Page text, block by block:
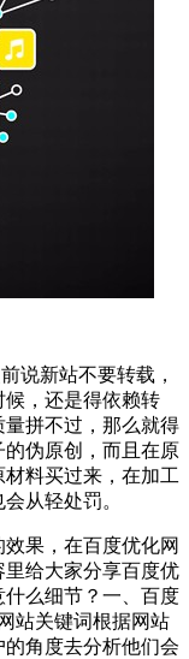
说新站不要转载，
，还是得依赖转
拼不过，那么就得
伪原创，而且在原
料买过来，在加工
从轻处罚。
果，在百度优化网
给大家分享百度优
么细节？一、百度
站关键词根据网站
角度去分析他们会